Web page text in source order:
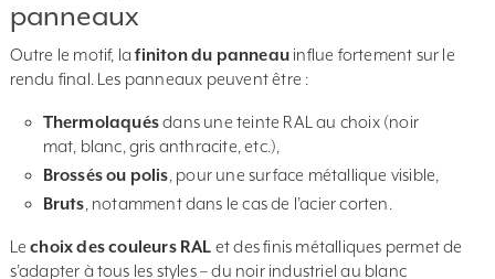
panneaux
Outre le motif, lafiniton du panneauinflue fortement sur le
rendu final. Les panneaux peuvent être :
Thermolaquésdans une teinte RAL au choix (noir
mat, blanc, gris anthracite, etc.),
Brossés ou polis , pour une surface métallique visible,
Bruts , notamment dans le cas de l’acier corten.
Lechoix des couleurs RAL et des finis métalliques permet de
s’adapter à tous les styles – du noir industriel au blanc